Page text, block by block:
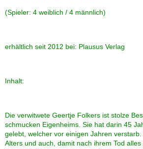
Und dann kam Scholle
und sonstigen Schoten
Träumers
Alt zu sein dagegen sehr!
Gegessen wird zuhause
(Spieler: 4 weiblich / 4 männlich)
erhältlich seit 2012 bei: Plausus Verlag
Inhalt:
Die verwitwete Geertje Folkers ist stolze
schmucken Eigenheims. Sie hat darin 45
gelebt, welcher vor einigen Jahren
Alters und auch, damit nach ihrem Tod alles